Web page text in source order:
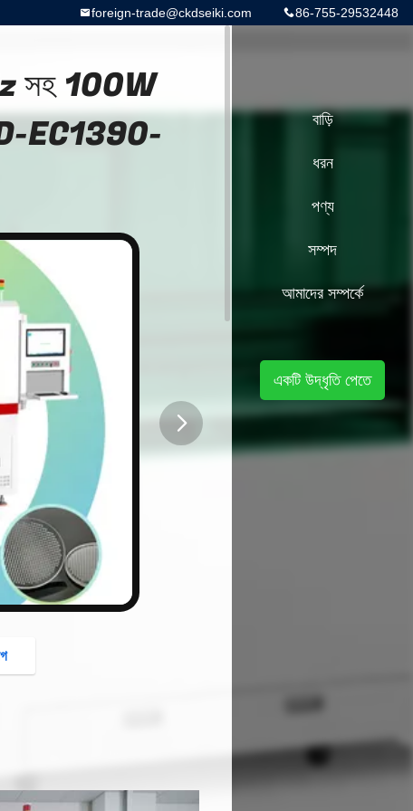
86-755-29532448
foreign-trade@ckdseiki.com
সহ 100W
EC1390-
বাড়ি
ধরন
পণ্য
সম্পদ
আমাদের সম্পর্কে
একটি উদ্ধৃতি পেতে